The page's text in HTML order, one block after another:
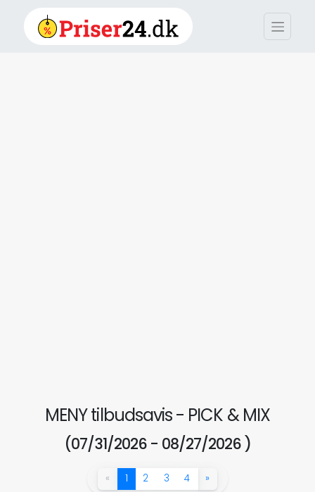
MENY tilbudsavis - PICK & MIX
(07/31/2026 - 08/27/2026 )
« 1 2 3 4 »